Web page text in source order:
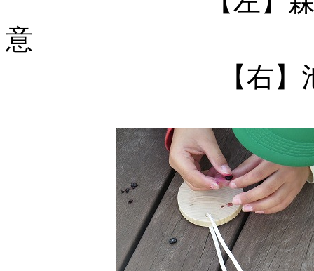
【右